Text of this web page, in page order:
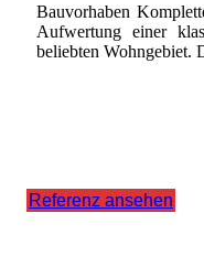
Bauvorhaben
Aufwertung einer
beliebten Wohngebiet.
Referenz ansehen